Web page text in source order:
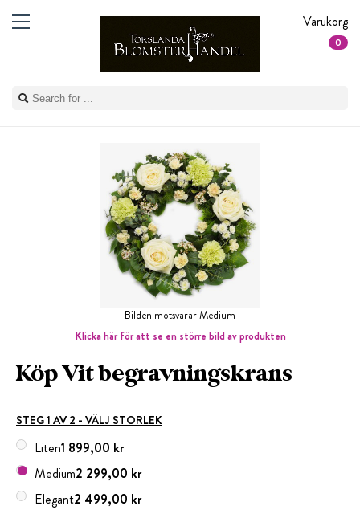
Varukorg
0
Bilden motsvarar Medium
Klicka här för att se en större bild av produkten
Köp Vit begravningskrans
STEG 1 AV 2 - VÄLJ STORLEK
1 899,00 kr
Liten
2 299,00 kr
Medium
2 499,00 kr
Elegant